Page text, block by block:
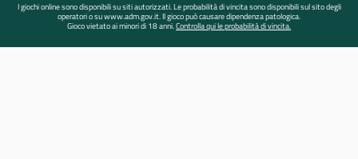
I giochi online sono disponibili su siti autorizzati. Le probabilità di vincita sono disponibili sul sito degli
operatori o su www.adm.gov.it. Il gioco può causare dipendenza patologica.
Gioco vietato ai minori di 18 anni.Controlla qui le probabilità di vincita.